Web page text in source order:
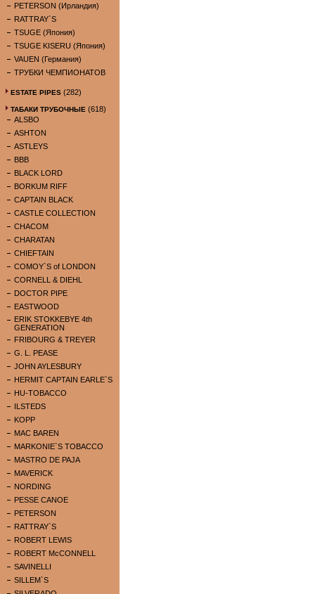
PETERSON (Ирландия)
RATTRAY`S
TSUGE (Япония)
TSUGE KISERU (Япония)
VAUEN (Германия)
ТРУБКИ ЧЕМПИОНАТОВ
ESTATE PIPES (282)
ТАБАКИ ТРУБОЧНЫЕ (618)
ALSBO
ASHTON
ASTLEYS
BBB
BLACK LORD
BORKUM RIFF
CAPTAIN BLACK
CASTLE COLLECTION
CHACOM
CHARATAN
CHIEFTAIN
COMOY`S of LONDON
CORNELL & DIEHL
DOCTOR PIPE
EASTWOOD
ERIK STOKKEBYE 4th
GENERATION
FRIBOURG & TREYER
G. L. PEASE
JOHN AYLESBURY
HERMIT CAPTAIN EARLE`S
HU-TOBACCO
ILSTEDS
KOPP
MAC BAREN
MARKONIE`S TOBACCO
MASTRO DE PAJA
MAVERICK
NORDING
PESSE CANOE
PETERSON
RATTRAY`S
ROBERT LEWIS
ROBERT McCONNELL
SAVINELLI
SILLEM`S